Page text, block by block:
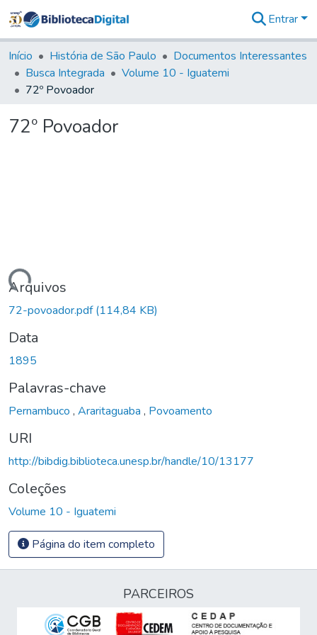
&
Coleções
Tudo na
Entrar
Início História de São Paulo
Documentos Interessantes
Busca Integrada
Volume 10 - Iguatemi
72º Povoador
72º Povoador
Arquivos
72-povoador.pdf(114,84 KB)
Data
1895
Palavras-chave
Pernambuco , Araritaguaba , Povoamento
URI
http://bibdig.biblioteca.unesp.br/handle/10/13177
Coleções
Volume 10 - Iguatemi
Página do item completo
PARCEIROS